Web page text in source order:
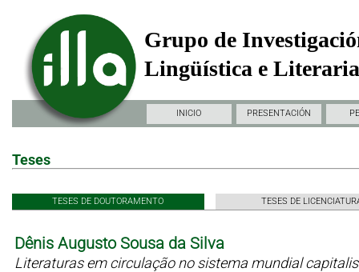
Grupo de
Lingüística e
INICIO PRESENTACIÓN
Teses
TESES DE DOUTORAMENTO TESES DE
Dênis Augusto Sousa da Silva
Literaturas em circulação no sistema mundial